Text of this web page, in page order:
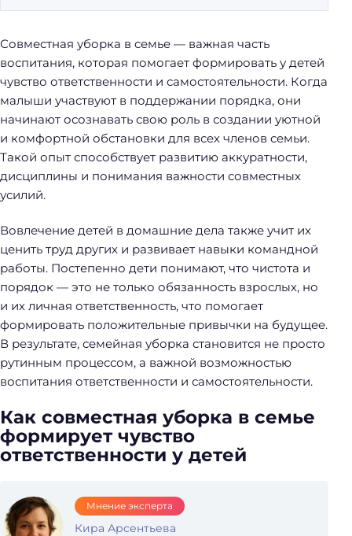
о
р
к
и
Совместная уборка в семье — важная часть
воспитания, которая помогает формировать у детей
чувство ответственности и самостоятельности. Когда
малыши участвуют в поддержании порядка, они
начинают осознавать свою роль в создании уютной
и комфортной обстановки для всех членов семьи.
Такой опыт способствует развитию аккуратности,
дисциплины и понимания важности совместных
усилий.
Вовлечение детей в домашние дела также учит их
ценить труд других и развивает навыки командной
работы. Постепенно дети понимают, что чистота и
порядок — это не только обязанность взрослых, но
и их личная ответственность, что помогает
формировать положительные привычки на будущее.
В результате, семейная уборка становится не просто
рутинным процессом, а важной возможностью
воспитания ответственности и самостоятельности.
Как совместная уборка в семье
формирует чувство
ответственности у детей
Мнение эксперта
Кира Арсентьева